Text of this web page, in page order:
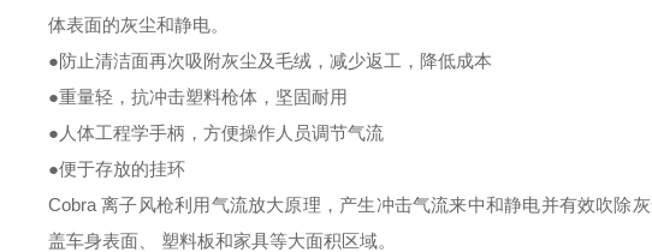
体表面的灰尘和静电。
●防止清洁面再次吸附灰尘及毛绒，减少返工，降低成本
●重量轻，抗冲击塑料枪体，坚固耐用
●人体工程学手柄，方便操作人员调节气流
●便于存放的挂环
Cobra 离子风枪利用气流放大原理，产生冲击气流来中和静电并有效吹除
盖车身表面、 塑料板和家具等大面积区域。